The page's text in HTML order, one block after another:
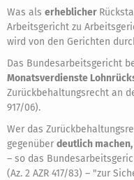
Was als erheblicher
Arbeitsgericht zu
wird von den Gerichten
Das Bundesarbeitsgericht
Monatsverdienste
Zurückbehaltungsrecht an
917/06).
Wer das
gegenüber deutlich machen,
– so das
(Az. 2 AZR 417/83) – "zur